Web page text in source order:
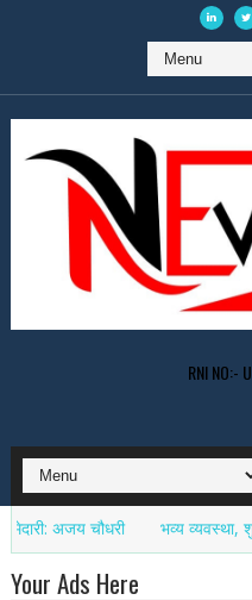
RNI NO:-
चौधरी भव्य व्यवस्था, शुद्ध
Your Ads Here